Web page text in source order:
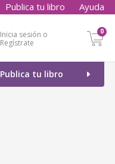
Publica tu libro Ayuda
Inicia sesión o
Regístrate
0
Publica tu libro